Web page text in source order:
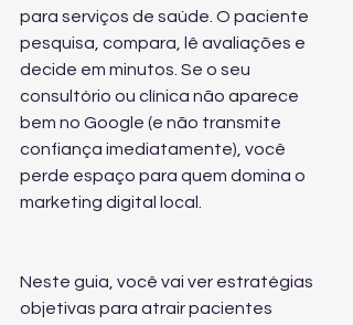
para serviços de saúde. O paciente
pesquisa, compara, lê avaliações e
decide em minutos. Se o seu
consultório ou clínica não aparece
bem no Google (e não transmite
confiança imediatamente), você
perde espaço para quem domina o
marketing digital local.
Neste guia, você vai ver estratégias
objetivas para atrair pacientes